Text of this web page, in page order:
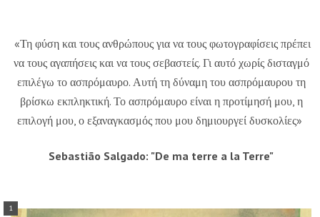
«Τη φύση και τους ανθρώπους για να τους φωτογραφίσεις πρέπει
να τους αγαπήσεις και να τους σεβαστείς. Γι αυτό χωρίς δισταγμό
επιλέγω το ασπρόμαυρο. Αυτή τη δύναμη του ασπρόμαυρου τη
βρίσκω εκπληκτική. Το ασπρόμαυρο είναι η προτίμησή μου, η
επιλογή μου, ο εξαναγκασμός που μου δημιουργεί δυσκολίες»
Sebastião Salgado: "De ma terre a la Terre"